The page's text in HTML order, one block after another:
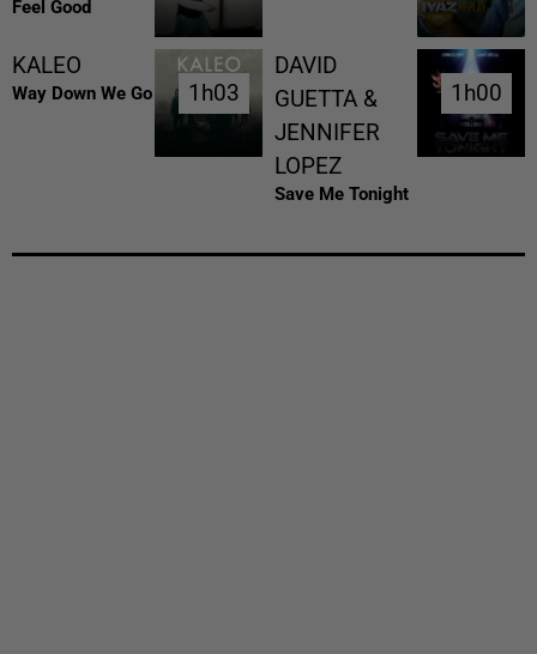
Feel Good
KALEO
Way Down We Go 1h03
1h03
DAVID
GUETTA &
JENNIFER
LOPEZ
Save Me Tonight
1h00
1h00